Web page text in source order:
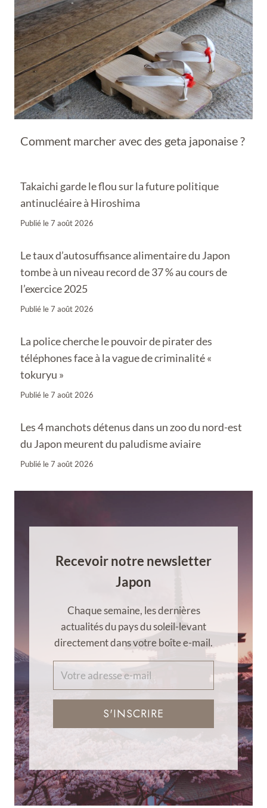
Comment marcher avec des geta japonaise ?
Takaichi garde le flou sur la future politique
antinucléaire à Hiroshima
Publié le7 août 2026
Le taux d’autosuffisance alimentaire du Japon
tombe à un niveau record de 37 % au cours de
l’exercice 2025
Publié le7 août 2026
La police cherche le pouvoir de pirater des
téléphones face à la vague de criminalité «
tokuryu »
Publié le7 août 2026
Les 4 manchots détenus dans un zoo du nord-est
du Japon meurent du paludisme aviaire
Publié le7 août 2026
Recevoir notre newsletter
Japon
Chaque semaine, les dernières
actualités du pays du soleil-levant
directement dans votre boîte e-mail.
S'INSCRIRE